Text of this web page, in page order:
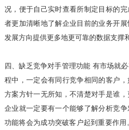
况，便于自己实时查看所制定目标的
者更加清晰地了解企业目前的业务开
发展方向提供更多地更可靠的数据支撑
四、缺乏竞争对手管理功能 有市场就
程中，一定会有同行竞争相同的客户
方案方针一无所知，不清楚对手是谁
企业就一定要有一个能够了解分析竞
功能将会为成功突破客户起到重要作